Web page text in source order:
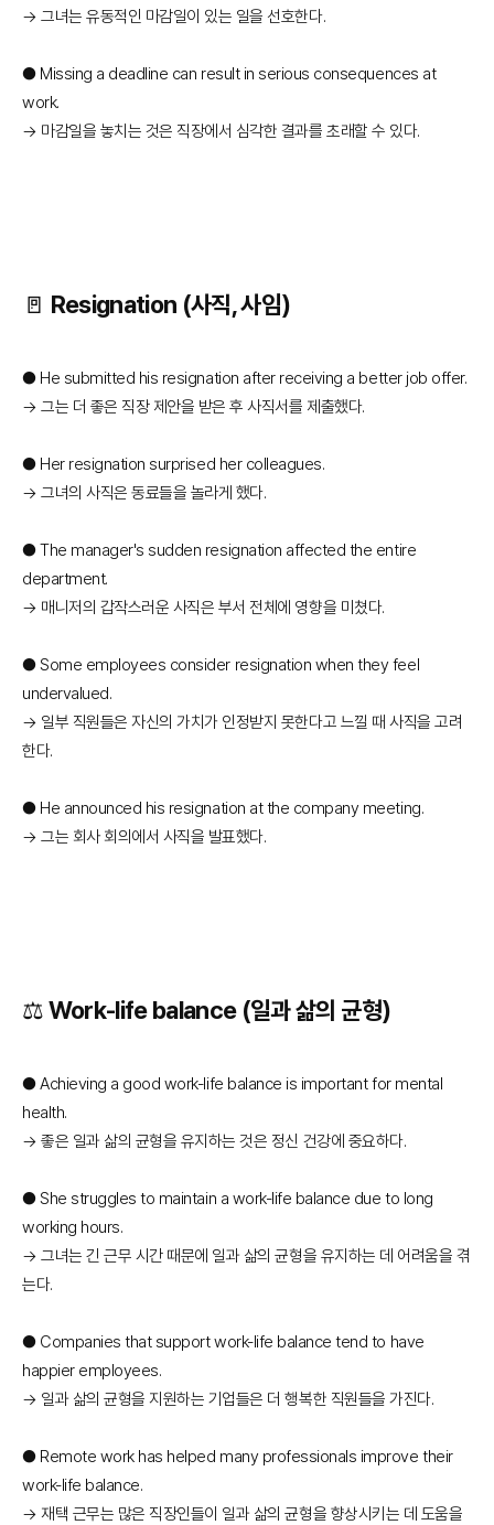
→ 그녀는 유동적인 마감일이 있는 일을 선호한다.
● Missing a deadline can result in serious consequences at
work.
→ 마감일을 놓치는 것은 직장에서 심각한 결과를 초래할 수 있다.
🚪 Resignation (사직, 사임)
● He submitted his resignation after receiving a better job offer.
→ 그는 더 좋은 직장 제안을 받은 후 사직서를 제출했다.
● Her resignation surprised her colleagues.
→ 그녀의 사직은 동료들을 놀라게 했다.
● The manager's sudden resignation affected the entire
department.
→ 매니저의 갑작스러운 사직은 부서 전체에 영향을 미쳤다.
● Some employees consider resignation when they feel
undervalued.
→ 일부 직원들은 자신의 가치가 인정받지 못한다고 느낄 때 사직을 고려
한다.
● He announced his resignation at the company meeting.
→ 그는 회사 회의에서 사직을 발표했다.
⚖️ Work-life balance (일과 삶의 균형)
● Achieving a good work-life balance is important for mental
health.
→ 좋은 일과 삶의 균형을 유지하는 것은 정신 건강에 중요하다.
● She struggles to maintain a work-life balance due to long
working hours.
→ 그녀는 긴 근무 시간 때문에 일과 삶의 균형을 유지하는 데 어려움을 겪
는다.
● Companies that support work-life balance tend to have
happier employees.
→ 일과 삶의 균형을 지원하는 기업들은 더 행복한 직원들을 가진다.
● Remote work has helped many professionals improve their
work-life balance.
→ 재택 근무는 많은 직장인들이 일과 삶의 균형을 향상시키는 데 도움을